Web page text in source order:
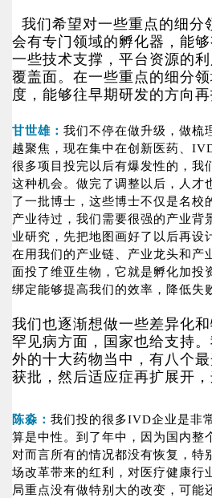
我们希望对一些重点的细分
会有专门领域的孵化器，能
一些技术支撑，平台资源的
覆盖面。在一些重点的细分
度，能够往早期研发的方向再
甘世雄： 我们不停在做升级，做梳
越聚焦，现在集中在创新医药、
很多项目投完以后有爆发性的，我
这种机会。做完了调整以后，人才
了一批博士，这些博士不仅是名校
产业待过，我们需要很强的产业背
业研究，先把地图画好了以后再设
在用我们的产业链、产业龙头和产
面投了维亚生物，它就是孵化加投
绑定能够提高我们的效率，降低失
我们也逐渐想做一些差异化
罕见病方面，国家也给支持
外的十大药物当中，有八个
获批，然后适应症再扩展开，
陈淼： 我们投的很多IVD企业是非
算是中性。到了年中，因为国内整
对而言所有的情况都没有恢复，特
场改革带来的红利，对医疗健康行
局重点没有做特别大的改变，可能